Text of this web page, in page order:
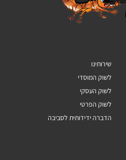
שירותינו
לשוק המוסדי
לשוק העסקי
לשוק הפרטי
הדברה ידידותית לסביבה